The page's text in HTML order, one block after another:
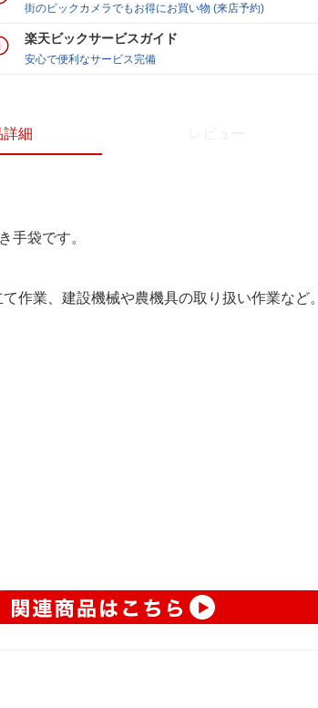
街のビックカメラでもお得にお買い物 (来店予約)
楽天ビックサービスガイド
安心で便利なサービス完備
詳細
手袋です。
作業、建設機械や農機具の取り扱い作業など。